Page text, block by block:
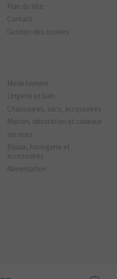
Plan du site
Contact
Gestion des cookies
Mode homme
Lingerie et bain
Chaussures, sacs, accessoires
Maison, décoration et cadeaux
services
Bijoux, horlogerie et
accessoires
Alimentation